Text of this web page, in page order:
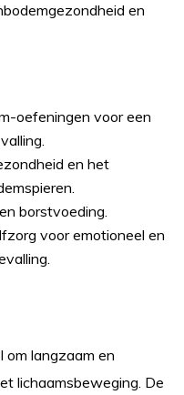
en
oefeningen voor een
en het
borstvoeding.
voor emotioneel en
om langzaam en
lichaamsbeweging. De